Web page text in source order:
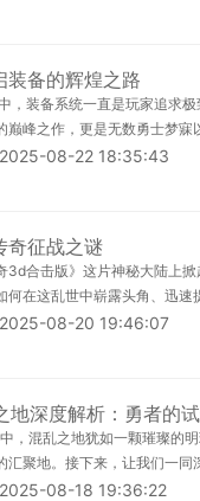
装备的辉煌之路
，装备系统一直是玩家追求
巅峰之作，更是无数勇士梦寐
2025-08-22 18:35:43
奇征战之谜
3d合击版》这片神秘大陆上
在这乱世中崭露头角、迅速
2025-08-20 19:46:07
地深度解析：勇者的
，混乱之地犹如一颗璀璨的
聚地。接下来，让我们一同
2025-08-18 19:36:22